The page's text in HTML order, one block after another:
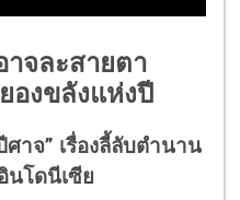
าจละสายตา
องขลังแห่งปี
ศาจ” เรื่องลี้ลับตำนาน
นโดนีเซีย